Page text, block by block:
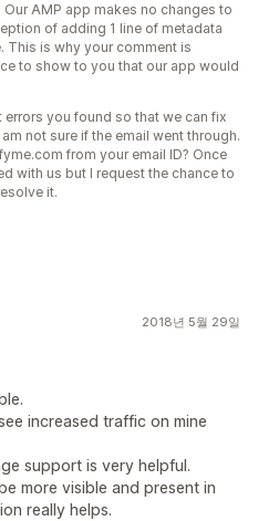
AMP app makes no changes to
of adding 1 line of metadata
This is why your comment is
to show to you that our app would
you found so that we can fix
not sure if the email went through.
from your email ID? Once
with us but I request the chance to
it.
2018년 5월 29일
increased traffic on mine
support is very helpful.
more visible and present in
really helps.